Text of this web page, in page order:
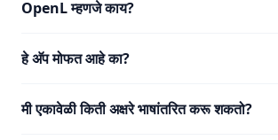
OpenL म्हणजे काय?
हे अ‍ॅप मोफत आहे का?
मी एकावेळी किती अक्षरे भाषांतरित करू शकतो?